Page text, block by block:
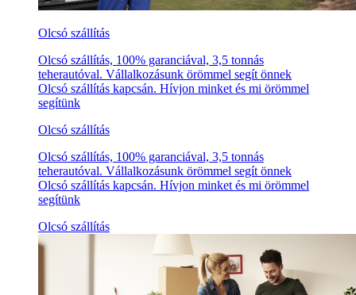
Olcsó szállítás
Olcsó szállítás, 100% garanciával, 3,5 tonnás
teherautóval. Vállalkozásunk örömmel segít önnek
Olcsó szállítás kapcsán. Hívjon minket és mi örömmel
segítünk
Olcsó szállítás
Olcsó szállítás, 100% garanciával, 3,5 tonnás
teherautóval. Vállalkozásunk örömmel segít önnek
Olcsó szállítás kapcsán. Hívjon minket és mi örömmel
segítünk
Olcsó szállítás